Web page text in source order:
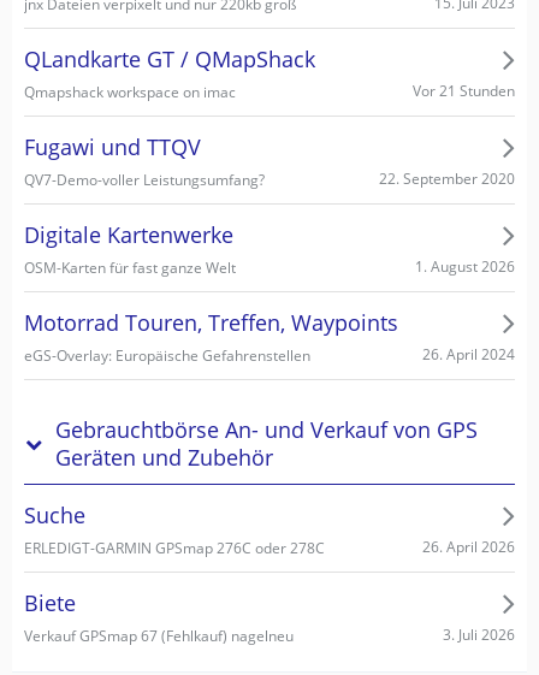
QLandkarte GT / QMapShack
Qmapshack workspace on imac Vor 21 Stunden
Fugawi und TTQV
QV7-Demo-voller Leistungsumfang? 22. September 2020
Digitale Kartenwerke
OSM-Karten für fast ganze Welt 1. August 2026
Motorrad Touren, Treffen, Waypoints
eGS-Overlay: Europäische Gefahrenstellen 26. April 2024
Gebrauchtbörse An- und Verkauf von GPS
Geräten und Zubehör
Suche
ERLEDIGT-GARMIN GPSmap 276C oder 278C 26. April 2026
Biete
Verkauf GPSmap 67 (Fehlkauf) nagelneu 3. Juli 2026